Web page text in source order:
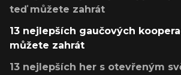
teď můžete zahrát
13 nejlepších gaučových
můžete zahrát
13 nejlepších her s otevřeným